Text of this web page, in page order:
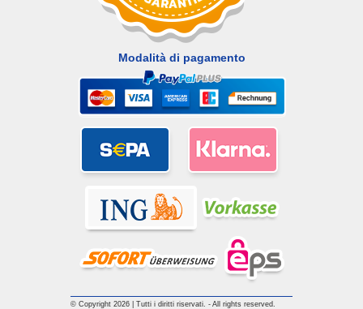
Modalità di pagamento
© Copyright 2026 | Tutti i diritti riservati. - All rights reserved.